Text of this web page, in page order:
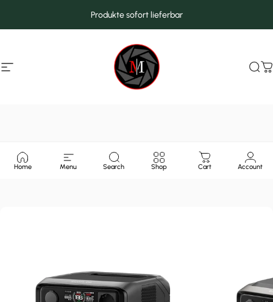
Produkte sofort lieferbar
Seitennavigation MarcMax Shop
Home Menu Search Shop Cart Account